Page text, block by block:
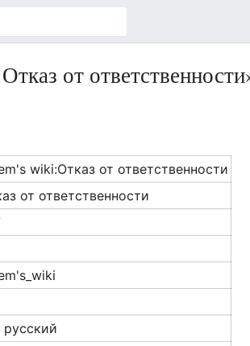
от
wiki:Отказ от ответственности
от ответственности
русский